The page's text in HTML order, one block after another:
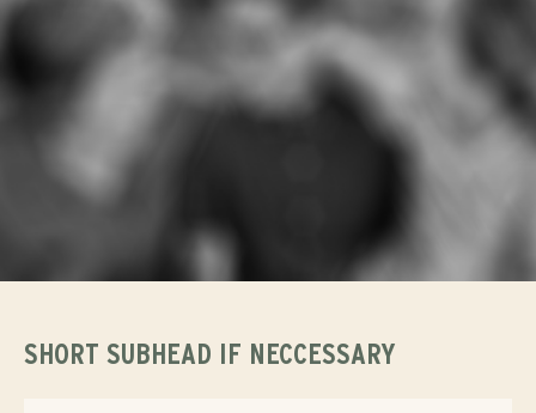
SHORT SUBHEAD IF NECCESSARY